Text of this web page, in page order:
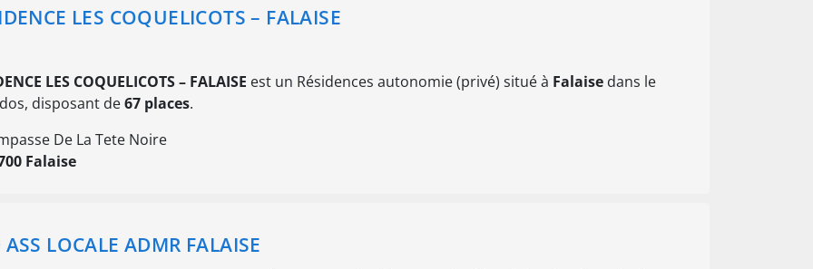
LES COQUELICOTS – FALAISE
LES COQUELICOTS – FALAISE est un Résidences autonomie (privé) situé à Falaise dans le
disposant de67 places.
De La Tete Noire
Falaise
ASS LOCALE ADMR FALAISE